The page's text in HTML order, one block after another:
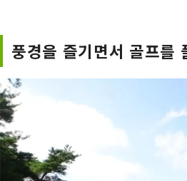
풍경을 즐기면서 골프를